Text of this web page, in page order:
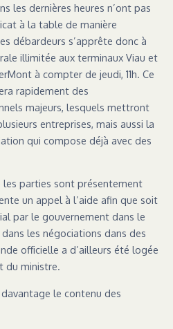
les dernières heures n’ont pas
à la table de manière
débardeurs s’apprête donc à
illimitée aux terminaux Viau et
à compter de jeudi, 11h. Ce
rapidement des
majeurs, lesquels mettront
entreprises, mais aussi la
qui compose déjà avec des
parties sont présentement
un appel à l’aide afin que soit
par le gouvernement dans le
les négociations dans des
officielle a d’ailleurs été logée
du ministre.
davantage le contenu des